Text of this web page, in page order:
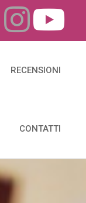
RECENSIONI
CONTATTI